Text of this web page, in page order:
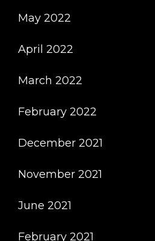
May 2022
April 2022
March 2022
February 2022
December 2021
November 2021
June 2021
February 2021